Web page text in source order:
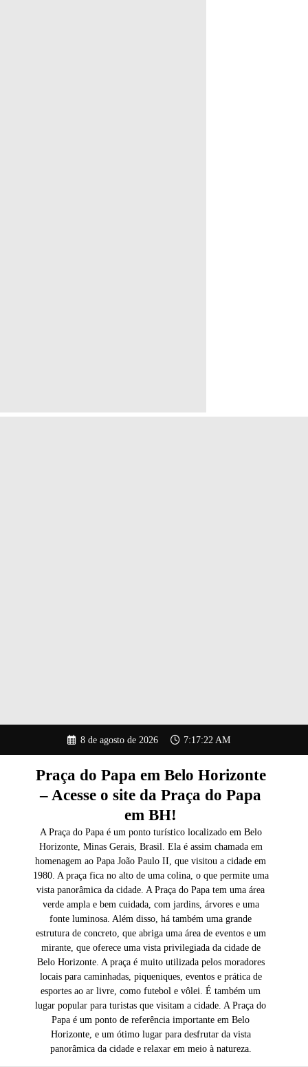
o
8 de agosto de 2026 7:17:23 AM
Praça do Papa em Belo Horizonte
– Acesse o site da Praça do Papa
em BH!
A Praça do Papa é um ponto turístico localizado em Belo
Horizonte, Minas Gerais, Brasil. Ela é assim chamada em
homenagem ao Papa João Paulo II, que visitou a cidade em
1980. A praça fica no alto de uma colina, o que permite uma
vista panorâmica da cidade. A Praça do Papa tem uma área
verde ampla e bem cuidada, com jardins, árvores e uma
fonte luminosa. Além disso, há também uma grande
estrutura de concreto, que abriga uma área de eventos e um
mirante, que oferece uma vista privilegiada da cidade de
Belo Horizonte. A praça é muito utilizada pelos moradores
locais para caminhadas, piqueniques, eventos e prática de
esportes ao ar livre, como futebol e vôlei. É também um
lugar popular para turistas que visitam a cidade. A Praça do
Papa é um ponto de referência importante em Belo
Horizonte, e um ótimo lugar para desfrutar da vista
panorâmica da cidade e relaxar em meio à natureza.